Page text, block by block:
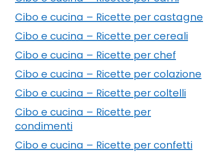
Cibo e cucina – Ricette per castagne
Cibo e cucina – Ricette per cereali
Cibo e cucina – Ricette per chef
Cibo e cucina – Ricette per colazione
Cibo e cucina – Ricette per coltelli
Cibo e cucina – Ricette per
condimenti
Cibo e cucina – Ricette per confetti